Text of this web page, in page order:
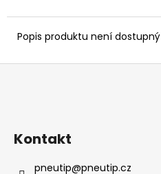
Popis produktu není dostupný
e
Z
Kontakt
pneutip@pneutip.cz